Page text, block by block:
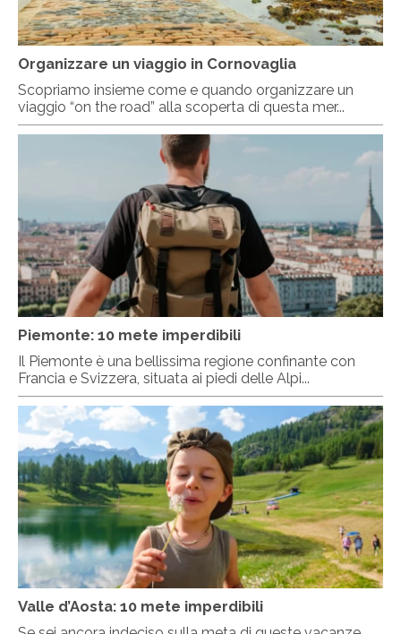
Organizzare un viaggio in Cornovaglia
Scopriamo insieme come e quando organizzare un
viaggio “on the road” alla scoperta di questa mer...
Piemonte: 10 mete imperdibili
Il Piemonte è una bellissima regione confinante con
Francia e Svizzera, situata ai piedi delle Alpi...
Valle d’Aosta: 10 mete imperdibili